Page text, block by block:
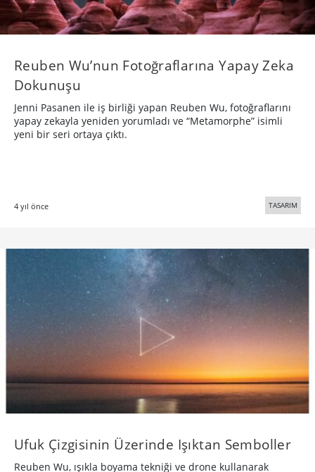
Reuben Wu’nun Fotoğraflarına Yapay Zeka
Dokunuşu
Jenni Pasanen ile iş birliği yapan Reuben Wu, fotoğraflarını
yapay zekayla yeniden yorumladı ve “Metamorphe” isimli
yeni bir seri ortaya çıktı.
4 yıl önce TASARIM
Ufuk Çizgisinin Üzerinde Işıktan Semboller
Reuben Wu, ışıkla boyama tekniği ve drone kullanarak